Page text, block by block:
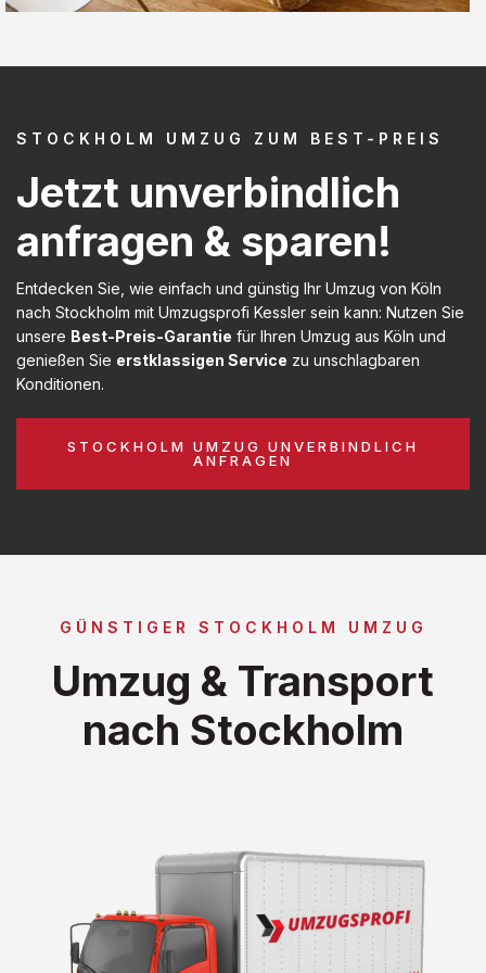
STOCKHOLM UMZUG ZUM BEST-PREIS
Jetzt unverbindlich
anfragen & sparen!
Entdecken Sie, wie einfach und günstig Ihr Umzug von Köln
nach Stockholm mit Umzugsprofi Kessler sein kann: Nutzen Sie
unsere Best-Preis-Garantie für Ihren Umzug aus Köln und
genießen Sie erstklassigen Service zu unschlagbaren
Konditionen.
STOCKHOLM UMZUG UNVERBINDLICH
ANFRAGEN
GÜNSTIGER STOCKHOLM UMZUG
Umzug & Transport
nach Stockholm